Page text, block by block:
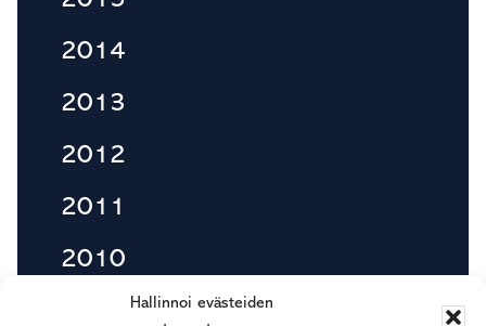
Hallinnoi evästeiden
2014
2013
2012
2011
2010